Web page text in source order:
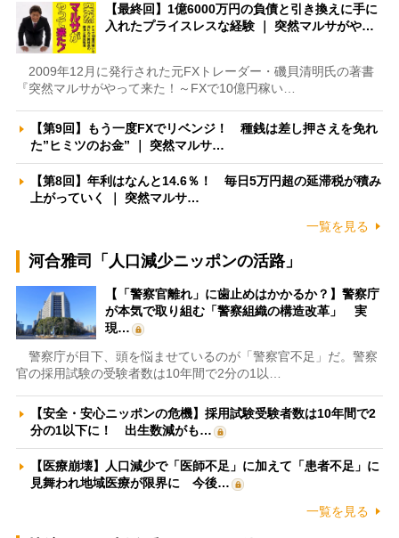
【最終回】1億6000万円の負債と引き換えに手に
入れたプライスレスな経験 ｜ 突然マルサがや…
2009年12月に発行された元FXトレーダー・磯貝清明氏の著書
『突然マルサがやって来た！～FXで10億円稼い…
【第9回】もう一度FXでリベンジ！ 種銭は差し押さえを免れ
た”ヒミツのお金” ｜ 突然マルサ…
【第8回】年利はなんと14.6％！ 毎日5万円超の延滞税が積み
上がっていく ｜ 突然マルサ…
一覧を見る
河合雅司「人口減少ニッポンの活路」
【「警察官離れ」に歯止めはかかるか？】警察庁
が本気で取り組む「警察組織の構造改革」 実
現…
警察庁が目下、頭を悩ませているのが「警察官不足」だ。警察
官の採用試験の受験者数は10年間で2分の1以…
【安全・安心ニッポンの危機】採用試験受験者数は10年間で2
分の1以下に！ 出生数減がも…
【医療崩壊】人口減少で「医師不足」に加えて「患者不足」に
見舞われ地域医療が限界に 今後…
一覧を見る